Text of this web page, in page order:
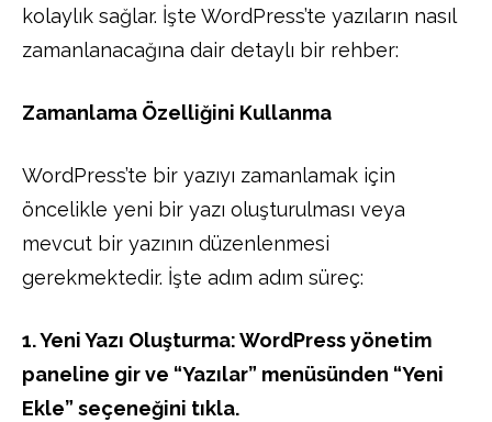
kolaylık sağlar. İşte WordPress’te yazıların nasıl
zamanlanacağına dair detaylı bir rehber:
Zamanlama Özelliğini Kullanma
WordPress’te bir yazıyı zamanlamak için
öncelikle yeni bir yazı oluşturulması veya
mevcut bir yazının düzenlenmesi
gerekmektedir. İşte adım adım süreç:
1. Yeni Yazı Oluşturma: WordPress yönetim
paneline gir ve “Yazılar” menüsünden “Yeni
Ekle” seçeneğini tıkla.